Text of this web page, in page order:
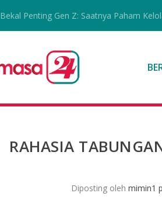
Bekal Penting Gen Z: Saatnya Paham
RAHASIA
Diposting olehmimin1